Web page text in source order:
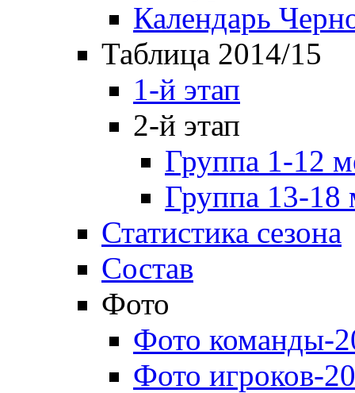
Календарь
Таблица 2014/15
1-й этап
2-й этап
Группа 1-12
Группа 13-18
Статистика сезона
Состав
Фото
Фото команды-
Фото игроков-